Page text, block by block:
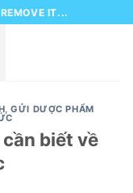
IT...
,GỬI DƯỢC PHẨM
biết về